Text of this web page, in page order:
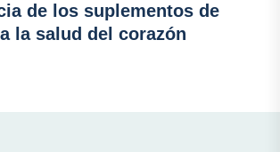
de los suplementos de
la salud del corazón